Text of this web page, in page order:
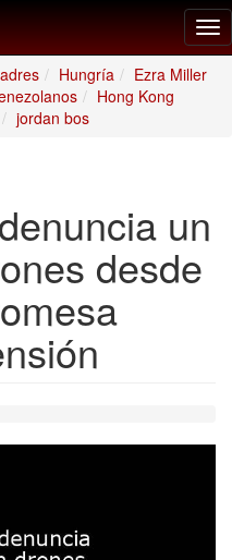
Hungría
Ezra Miller
Hong Kong
jordan bos
un
desde